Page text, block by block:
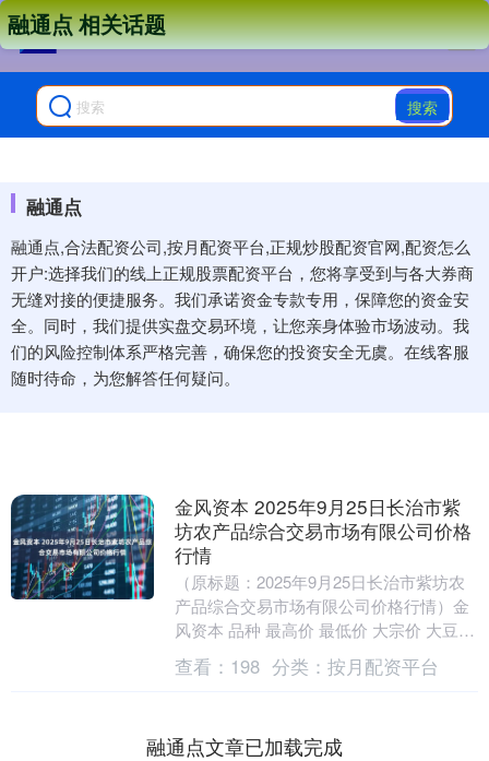
搜索
融通点
融通点,合法配资公司,按月配资平台,正规炒股配资官网,配资怎么
开户:选择我们的线上正规股票配资平台，您将享受到与各大券商
无缝对接的便捷服务。我们承诺资金专款专用，保障您的资金安
全。同时，我们提供实盘交易环境，让您亲身体验市场波动。我
们的风险控制体系严格完善，确保您的投资安全无虞。在线客服
随时待命，为您解答任何疑问。
融通点 相关话题
金风资本 2025年9月25日长治市紫
坊农产品综合交易市场有限公司价格
行情
（原标题：2025年9月25日长治市紫坊农
产品综合交易市场有限公司价格行情）金
风资本 品种 最高价 最低价 大宗价 大豆
8.00 7.00 7.50 绿豆 1....
查看： 198 分类： 按月配资平台
融通点文章已加载完成